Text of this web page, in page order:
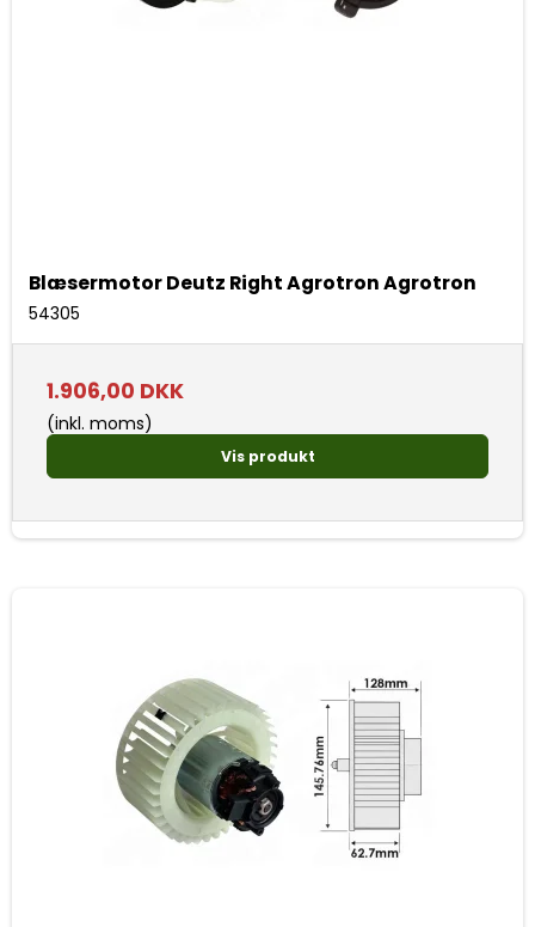
Blæsermotor Deutz Right Agrotron Agrotron
54305
1.906,00 DKK
(inkl. moms)
Vis produkt